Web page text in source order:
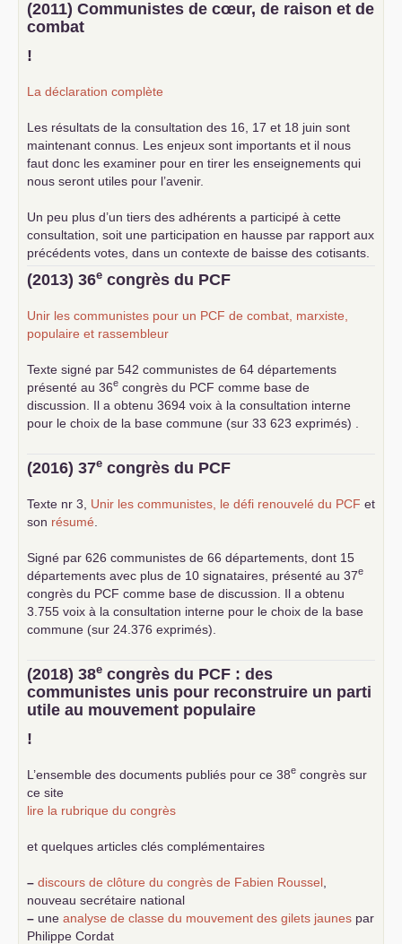
(2011) Communistes de cœur, de raison et de
combat
!
La déclaration complète
Les résultats de la consultation des 16, 17 et 18 juin sont
maintenant connus. Les enjeux sont importants et il nous
faut donc les examiner pour en tirer les enseignements qui
nous seront utiles pour l’avenir.
Un peu plus d’un tiers des adhérents a participé à cette
consultation, soit une participation en hausse par rapport aux
précédents votes, dans un contexte de baisse des cotisants.
... lire la suite
(2013) 36e congrès du PCF
Unir les communistes pour un PCF de combat, marxiste,
populaire et rassembleur
Texte signé par 542 communistes de 64 départements
présenté au 36e congrès du PCF comme base de
discussion. Il a obtenu 3694 voix à la consultation interne
pour le choix de la base commune (sur 33 623 exprimés) .
(2016) 37e congrès du PCF
Texte nr 3, Unir les communistes, le défi renouvelé du PCF et
son résumé
Signé par 626 communistes de 66 départements, dont 15
départements avec plus de 10 signataires, présenté au 37e
congrès du PCF comme base de discussion. Il a obtenu
3.755 voix à la consultation interne pour le choix de la base
commune (sur 24.376 exprimés).
(2018) 38e congrès du PCF : des
communistes unis pour reconstruire un parti
utile au mouvement populaire
!
L’ensemble des documents publiés pour ce 38e congrès sur
ce site
lire la rubrique du congrès
et quelques articles clés complémentaires
– discours de clôture du congrès de Fabien Roussel
nouveau secrétaire national
– une analyse de classe du mouvement des gilets jaunes par
Philippe Cordat